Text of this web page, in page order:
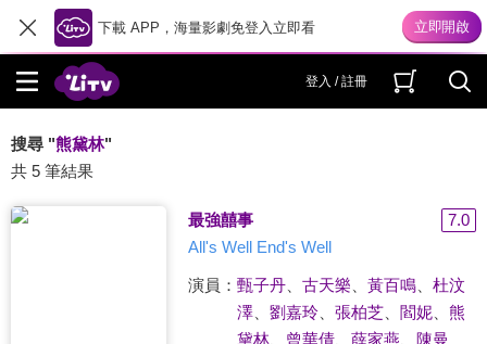
下載 APP，海量影劇免登入立即看
登入 / 註冊
搜尋 "熊黛林"
共 5 筆結果
最強囍事
7.0
All's Well End's Well
演員： 甄子丹、 古天樂 黃百鳴、 杜汶
澤、 劉嘉玲、 張柏芝、 閻妮、 熊
黛林、 曾華倩、 薛家燕
陳曼